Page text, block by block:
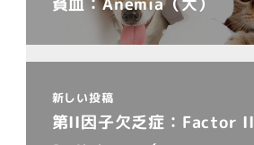
新しい投稿
第II因子欠乏症：Factor II